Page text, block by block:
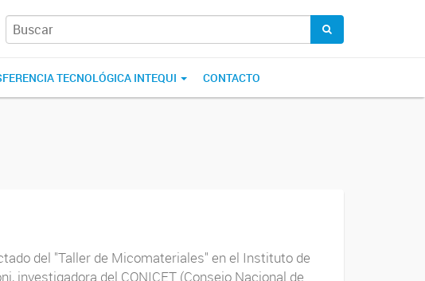
TECNOLÓGICA INTEQUI CONTACTO
del "Taller de Micomateriales" en el Instituto de
investigadora del CONICET (Consejo Nacional de